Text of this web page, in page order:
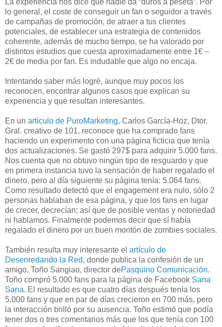
La experiencia nos dice que nadie da “duros a peseta”. Por
lo general, el coste de conseguir un fan o seguidor a través
de campañas de promoción, de atraer a tus clientes
potenciales, de establecer una estrategia de contenidos
coherente, además de mucho tiempo, se ha valorado por
distintos estudios que cuesta aproximadamente entre 1€ –
2€ de media por fan. Es indudable que algo no encaja.
Intentando saber más logré, aunque muy pocos los
reconocen, encontrar algunos casos que explican su
experiencia y que resultan interesantes.
En un artículo de PuroMarketing, Carlos García-Hoz, Dtor.
Gral. creativo de 101, reconoce que ha comprado fans
haciendo un experimento con una página ficticia que tenía
dos actualizaciones. Se gastó 297$ para adquirir 5.000 fans.
Nos cuenta que no obtuvo ningún tipo de resguardo y que
en primera instancia tuvo la sensación de haber regalado el
dinero, pero al día siguiente su página tenía: 5.064 fans.
Como resultado detectó que el engagement era nulo, sólo 2
personas hablaban de esa página, y que los fans en lugar
de crecer, decrecían; así que de posible ventas y notoriedad
ni hablamos. Finalmente podemos decir que sí había
regalado el dinero por un buen montón de zombies sociales.
También resulta muy interesante el artículo de
Desenredando la Red, donde publica la confesión de un
amigo, Toño Sangiao, director dePasquino Comunicación.
Toño compró 5.000 fans para la página de Facebook Sana
Sana. El resultado es que cuatro días después tenía los
5.000 fans y que en par de días crecieron en 700 más, pero
la interacción brilló por su ausencia. Toño estimó que podía
tener dos o tres comentarios más que los que tenía con 100